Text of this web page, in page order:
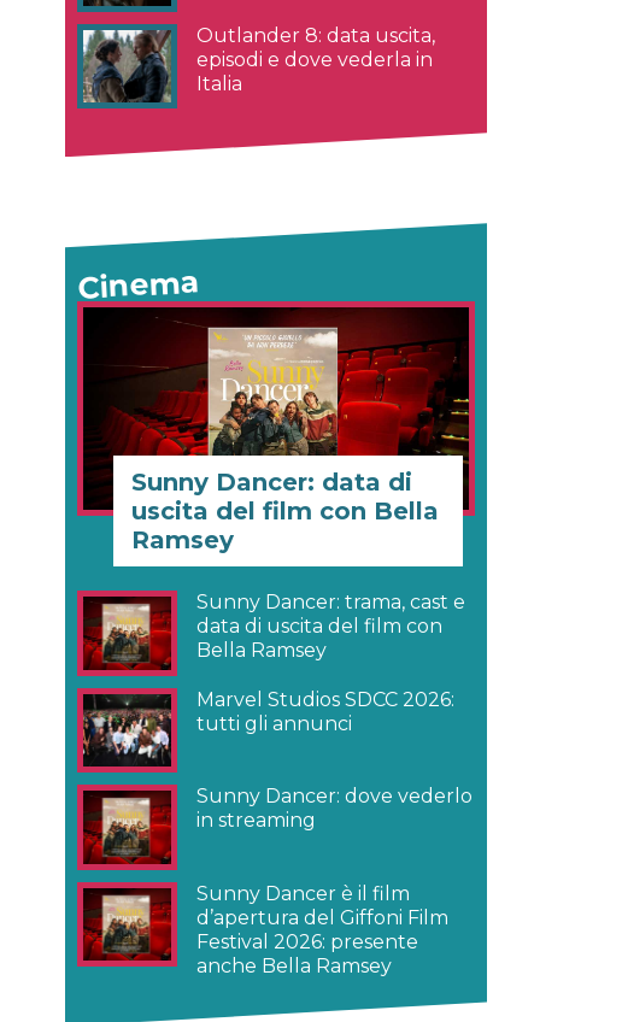
Outlander 8: data uscita,
episodi e dove vederla in
Italia
Cinema
Sunny Dancer: data di
uscita del film con Bella
Ramsey
Sunny Dancer: trama, cast e
data di uscita del film con
Bella Ramsey
Marvel Studios SDCC 2026:
tutti gli annunci
Sunny Dancer: dove vederlo
in streaming
Sunny Dancer è il film
d’apertura del Giffoni Film
Festival 2026: presente
anche Bella Ramsey